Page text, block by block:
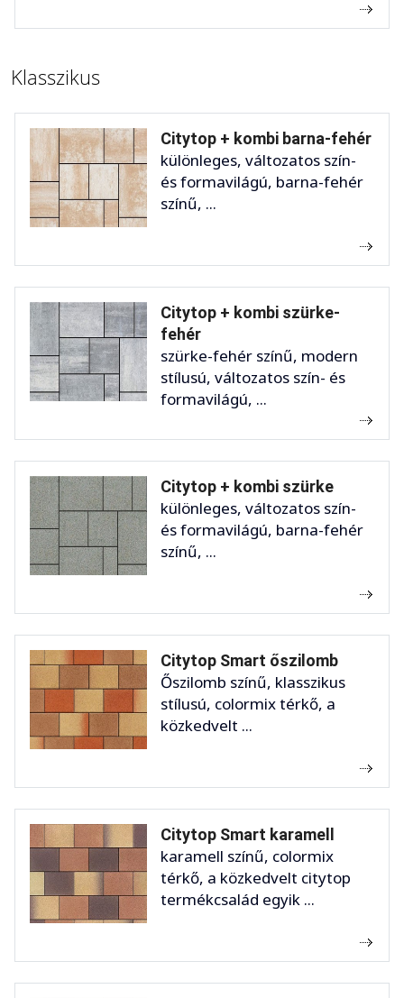
Klasszikus
Citytop + kombi barna-fehér
különleges, változatos szín-
és formavilágú, barna-fehér
színű, ...
Citytop + kombi szürke-
fehér
szürke-fehér színű, modern
stílusú, változatos szín- és
formavilágú, ...
Citytop + kombi szürke
különleges, változatos szín-
és formavilágú, barna-fehér
színű, ...
Citytop Smart őszilomb
Őszilomb színű, klasszikus
stílusú, colormix térkő, a
közkedvelt ...
Citytop Smart karamell
karamell színű, colormix
térkő, a közkedvelt citytop
termékcsalád egyik ...